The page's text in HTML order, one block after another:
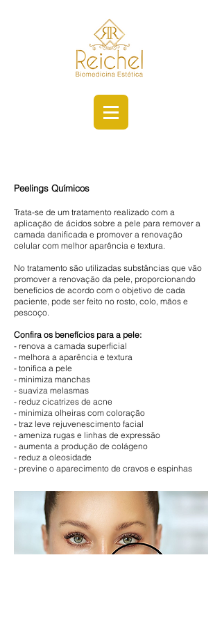
Peelings Químicos
Trata-se de um tratamento realizado com a
aplicação de ácidos sobre a pele para remover a
camada danificada e promover a renovação
celular com melhor aparência e textura.
No tratamento são utilizadas substâncias que vão
promover a renovação da pele, proporcionando
benefícios de acordo com o objetivo de cada
paciente, pode ser feito no rosto, colo, mãos e
pescoço.
Confira os benefícios para a pele:
- renova a camada superficial
- melhora a aparência e textura
- tonifica a pele
- minimiza manchas
- suaviza melasmas
- reduz cicatrizes de acne
- minimiza olheiras com coloração
- traz leve rejuvenescimento facial
- ameniza rugas e linhas de expressão
- aumenta a produção de colágeno
- reduz a oleosidade
- previne o aparecimento de cravos e espinhas